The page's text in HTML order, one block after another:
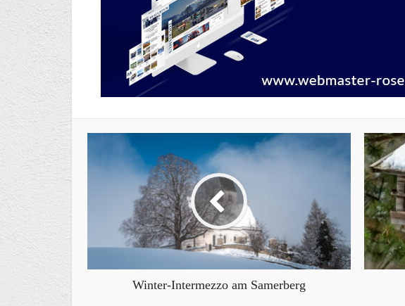
Winter-Intermezzo am Samerberg